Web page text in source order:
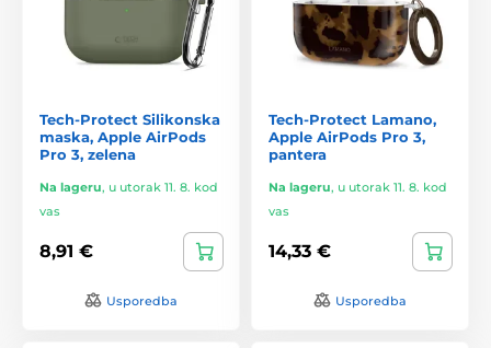
Tech-Protect Silikonska
maska, Apple AirPods
Pro 3, zelena
Na lageru, u utorak 11. 8. kod
vas
8,91 €
Usporedba
Tech-Protect Lamano,
Apple AirPods Pro 3,
pantera
Na lageru, u utorak 11. 8. kod
vas
14,33 €
Usporedba